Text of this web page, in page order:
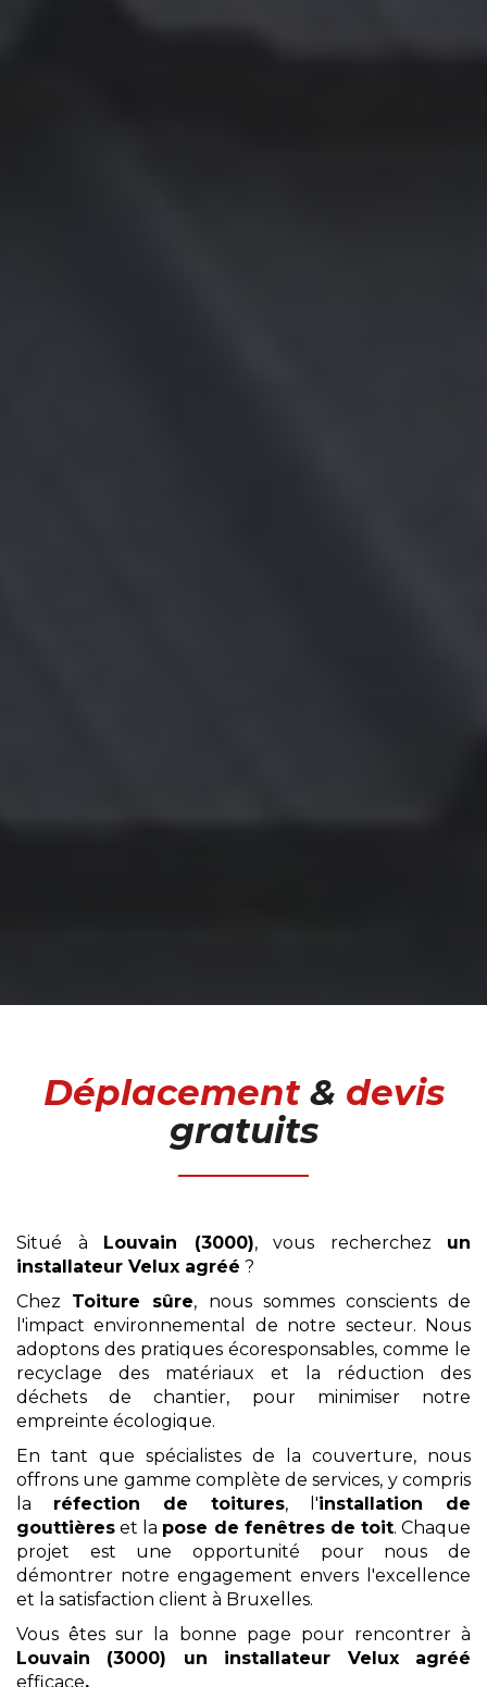
Déplacement& devis
gratuits
Situé à Louvain (3000), vous recherchez un
installateur Velux agréé ?
Chez Toiture sûre, nous sommes conscients de
l'impact environnemental de notre secteur. Nous
adoptons des pratiques écoresponsables, comme le
recyclage des matériaux et la réduction des
déchets de chantier, pour minimiser notre
empreinte écologique.
En tant que spécialistes de la couverture, nous
offrons une gamme complète de services, y compris
la réfection de toitures, l'installation de
gouttières et la pose de fenêtres de toit. Chaque
projet est une opportunité pour nous de
démontrer notre engagement envers l'excellence
et la satisfaction client à Bruxelles.
Vous êtes sur la bonne page pour rencontrer à
Louvain (3000)
un installateur Velux agréé
efficace.